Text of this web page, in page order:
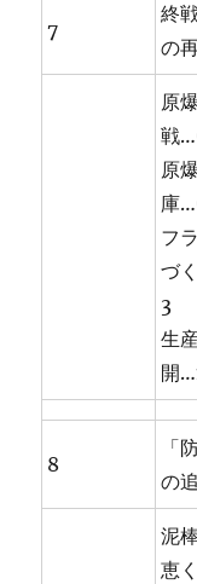
7
終
の
原
戦
原
庫
フ
づ
3
生
開
8
「
の
泥
恵